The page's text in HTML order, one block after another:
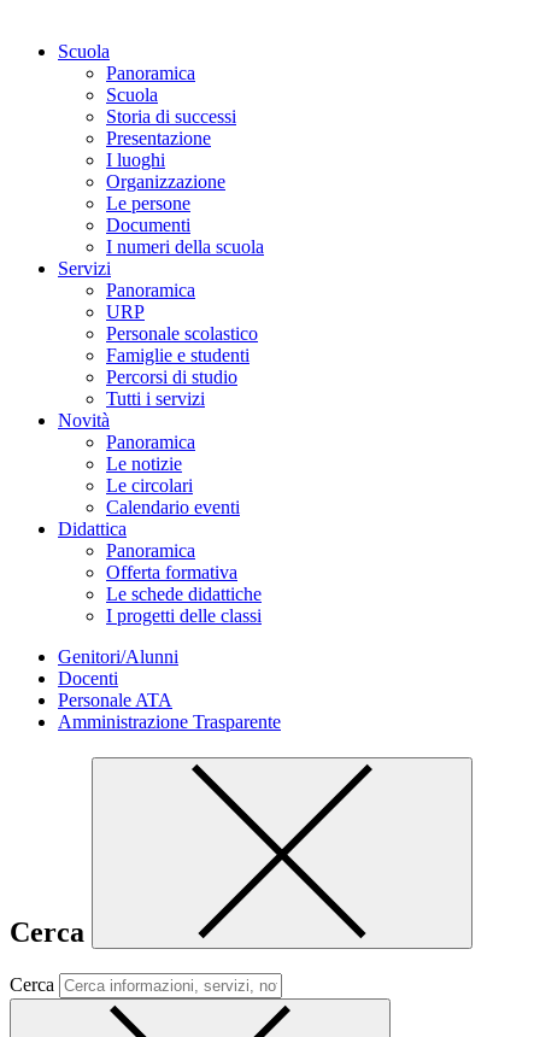
Scuola
Panoramica
Scuola
Storia di successi
Presentazione
I luoghi
Organizzazione
Le persone
Documenti
I numeri della scuola
Servizi
Panoramica
URP
Personale scolastico
Famiglie e studenti
Percorsi di studio
Tutti i servizi
Novità
Panoramica
Le notizie
Le circolari
Calendario eventi
Didattica
Panoramica
Offerta formativa
Le schede didattiche
I progetti delle classi
Genitori/Alunni
Docenti
Personale ATA
Amministrazione Trasparente
Cerca
Cerca